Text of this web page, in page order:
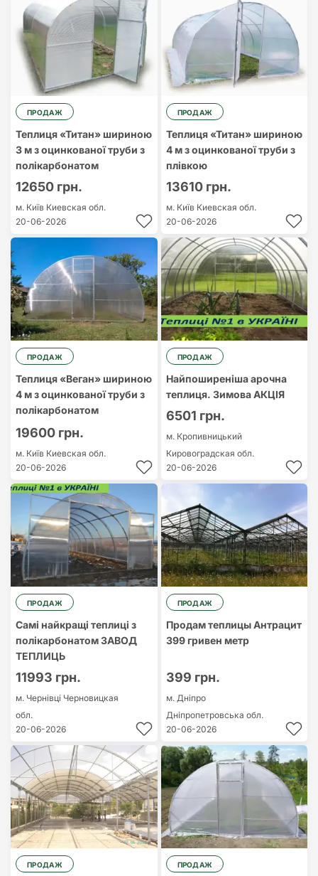
ПРОДАЖ
Теплиця «Титан» шириною
3 м з оцинкованої труби з
полікарбонатом
12650 грн.
м. Київ Киевская обл.
20-06-2026
ПРОДАЖ
Теплиця «Титан» шириною
4 м з оцинкованої труби з
плівкою
13610 грн.
м. Київ Киевская обл.
20-06-2026
ПРОДАЖ
Теплиця «Веган» шириною
4 м з оцинкованої труби з
полікарбонатом
19600 грн.
м. Київ Киевская обл.
20-06-2026
ПРОДАЖ
Найпоширеніша арочна
теплиця. Зимова АКЦІЯ
6501 грн.
м. Кропивницький
Кировоградская обл.
20-06-2026
ПРОДАЖ
Самі найкращі теплиці з
полікарбонатом ЗАВОД
ТЕПЛИЦЬ
11993 грн.
м. Чернівці Черновицкая
обл.
20-06-2026
ПРОДАЖ
Продам теплицы Антрацит
399 гривен метр
399 грн.
м. Дніпро
Дніпропетровська обл.
20-06-2026
ПРОДАЖ ПРОДАЖ